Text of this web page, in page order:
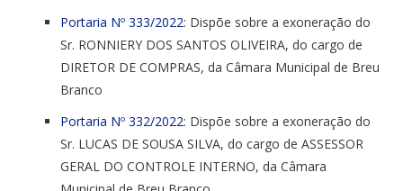
Portaria Nº 333/2022: Dispõe sobre a exoneração do
Sr. RONNIERY DOS SANTOS OLIVEIRA, do cargo de
DIRETOR DE COMPRAS, da Câmara Municipal de Breu
Branco
Portaria Nº 332/2022: Dispõe sobre a exoneração do
Sr. LUCAS DE SOUSA SILVA, do cargo de ASSESSOR
GERAL DO CONTROLE INTERNO, da Câmara